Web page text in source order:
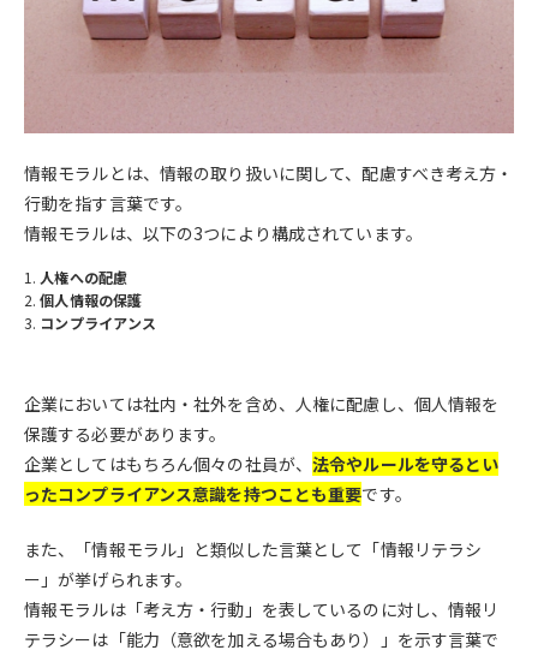
情報モラルとは、情報の取り扱いに関して、配慮すべき考え方・
行動を指す言葉です。
情報モラルは、以下の3つにより構成されています。
人権への配慮
個人情報の保護
コンプライアンス
企業においては社内・社外を含め、人権に配慮し、個人情報を
保護する必要があります。
企業としてはもちろん個々の社員が、法令やルールを守るとい
ったコンプライアンス意識を持つことも重要です。
また、「情報モラル」と類似した言葉として「情報リテラシ
ー」が挙げられます。
情報モラルは「考え方・行動」を表しているのに対し、情報リ
テラシーは「能力（意欲を加える場合もあり）」を示す言葉で